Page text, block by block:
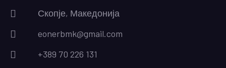
Скопје, Македонија
eonerbmk@gmail.com
+389 70 226 131